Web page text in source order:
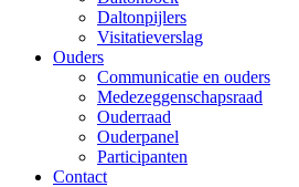
Daltonpijlers
Visitatieverslag
Ouders
Communicatie en ouders
Medezeggenschapsraad
Ouderraad
Ouderpanel
Participanten
Contact